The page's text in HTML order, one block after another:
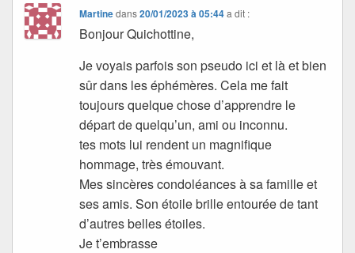
Martinedans20/01/2023 à 05:44 a dit :
Bonjour Quichottine,
Je voyais parfois son pseudo ici et là et bien
sûr dans les éphémères. Cela me fait
toujours quelque chose d’apprendre le
départ de quelqu’un, ami ou inconnu.
tes mots lui rendent un magnifique
hommage, très émouvant.
Mes sincères condoléances à sa famille et
ses amis. Son étoile brille entourée de tant
d’autres belles étoiles.
Je t’embrasse